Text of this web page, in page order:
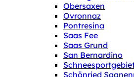
Obersaxen
Ovronnaz
Pontresina
Saas Fee
Saas Grund
San Bernardino
Schönried